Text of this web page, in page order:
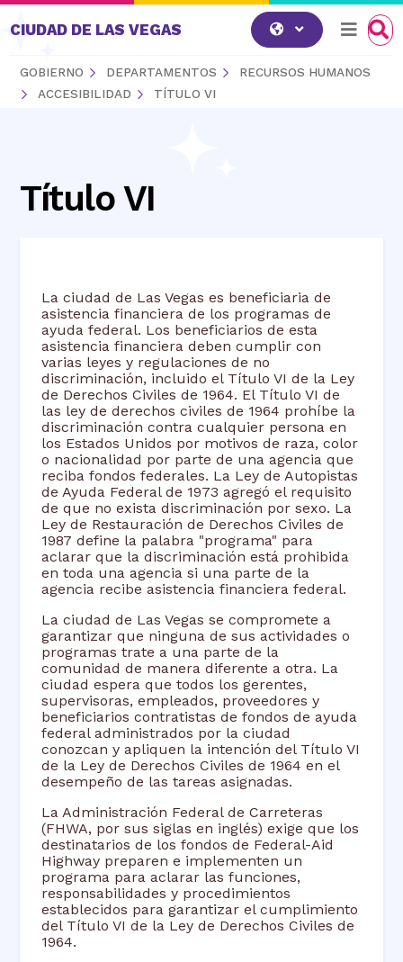
Saltar al contenido
CIUDAD DE LAS VEGAS
GOBIERNO DEPARTAMENTOS
RECURSOS HUMANOS
ACCESIBILIDAD
TÍTULO VI
Título VI
La ciudad de Las Vegas es beneficiaria de
asistencia financiera de los programas de
ayuda federal. Los beneficiarios de esta
asistencia financiera deben cumplir con
varias leyes y regulaciones de no
discriminación, incluido el Título VI de la Ley
de Derechos Civiles de 1964. El Título VI de
las ley de derechos civiles de 1964 prohíbe la
discriminación contra cualquier persona en
los Estados Unidos por motivos de raza, color
o nacionalidad por parte de una agencia que
reciba fondos federales. La Ley de Autopistas
de Ayuda Federal de 1973 agregó el requisito
de que no exista discriminación por sexo. La
Ley de Restauración de Derechos Civiles de
1987 define la palabra "programa" para
aclarar que la discriminación está prohibida
en toda una agencia si una parte de la
agencia recibe asistencia financiera federal.
La ciudad de Las Vegas se compromete a
garantizar que ninguna de sus actividades o
programas trate a una parte de la
comunidad de manera diferente a otra. La
ciudad espera que todos los gerentes,
supervisoras, empleados, proveedores y
beneficiarios contratistas de fondos de ayuda
federal administrados por la ciudad
conozcan y apliquen la intención del Título VI
de la Ley de Derechos Civiles de 1964 en el
desempeño de las tareas asignadas.
La Administración Federal de Carreteras
(FHWA, por sus siglas en inglés) exige que los
destinatarios de los fondos de Federal-Aid
Highway preparen e implementen un
programa para aclarar las funciones,
responsabilidades y procedimientos
establecidos para garantizar el cumplimiento
del Título VI de la Ley de Derechos Civiles de
1964.